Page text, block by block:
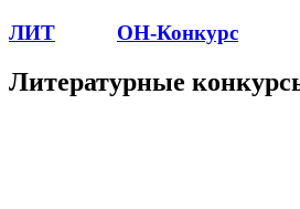
ЛИТ ОН-Конкурс
Литературные